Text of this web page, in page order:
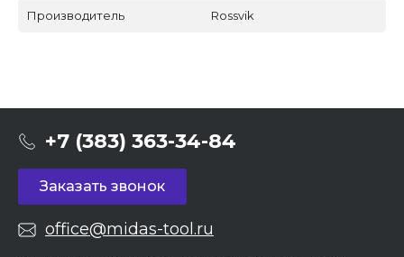
Производитель Rossvik
+7 (383) 363-34-84
Заказать звонок
office@midas-tool.ru